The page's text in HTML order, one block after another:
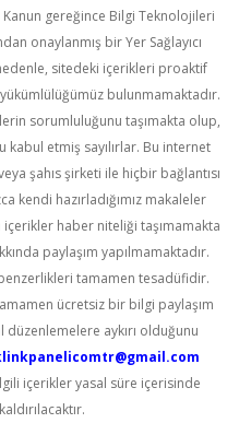
Kanun gereğince Bilgi Teknolojileri
onaylanmış bir Yer Sağlayıcı
sitedeki içerikleri proaktif
bulunmamaktadır.
sorumluluğunu taşımakta olup,
etmiş sayılırlar. Bu internet
şahıs şirketi ile hiçbir bağlantısı
kendi hazırladığımız makaleler
haber niteliği taşımamakta
paylaşım yapılmamaktadır.
tamamen tesadüfidir.
ücretsiz bir bilgi paylaşım
aykırı olduğunu
içerikler yasal süre içerisinde